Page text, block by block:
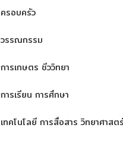
ครอบครัว
วรรณกรรม
การเกษตร ชีววิทยา
การเรียน การศึกษา
เทคโนโลยี การสื่อสาร วิทยาศาสต